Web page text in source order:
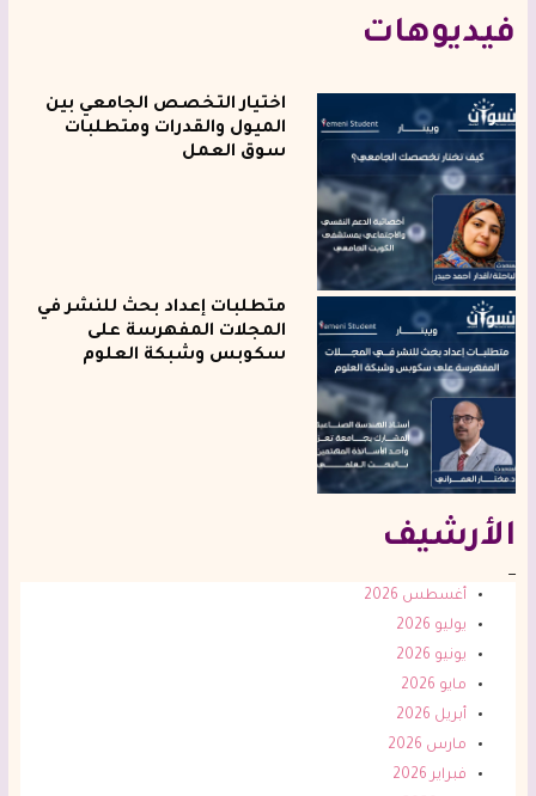
فيديوهات
اختيار التخصص الجامعي بين
الميول والقدرات ومتطلبات
سوق العمل
متطلبات إعداد بحث للنشر في
المجلات المفهرسة على
سكوبس وشبكة العلوم
الأرشيف
_
أغسطس 2026
يوليو 2026
يونيو 2026
مايو 2026
أبريل 2026
مارس 2026
فبراير 2026